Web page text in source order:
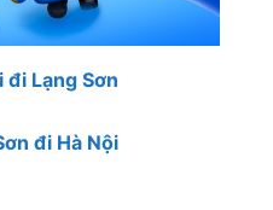
VeXeRe.com
đi Lạng Sơn
đi Hà Nội